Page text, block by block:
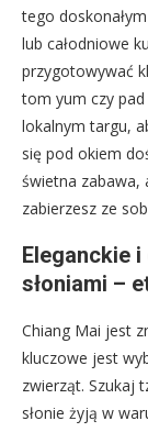
tego
lub całodniowe
przygotowywać
tom yum czy
lokalnym targu,
się pod okiem
świetna zabawa,
zabierzesz ze
Eleganckie
słoniami –
Chiang Mai jest
kluczowe jest
zwierząt. Szukaj
słonie żyją w